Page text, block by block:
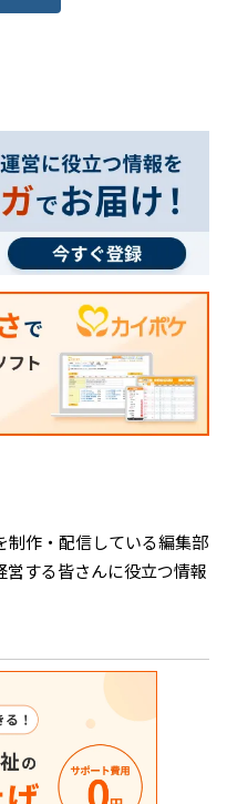
制作・配信している編集部
する皆さんに役立つ情報